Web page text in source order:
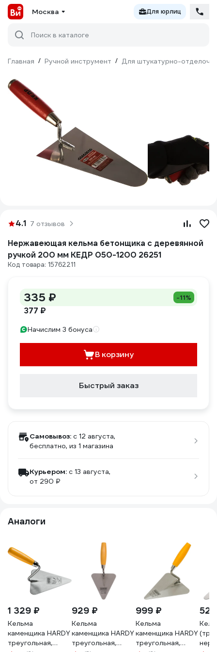
Москва Для юрлиц
Поиск в каталоге
Главная / Ручной инструмент / Для штукатурно-
4.1 7 отзывов
Нержавеющая кельма бетонщика с деревянной
ручкой 200 мм КЕДР 050-1200 26251
Код товара: 15762211
335 ₽ -11%
377 ₽
Начислим 3 бонуса
В корзину
Быстрый заказ
Самовывоз: c 12 августа,
бесплатно, из 1 магазина
Курьером: c 13 августа,
от 290 ₽
Аналоги
1 329 ₽
Кельма
каменщика HARDY
треугольная,
929 ₽
Кельма
каменщика HARDY
треугольная,
999 ₽
Кельма
каменщика HARDY
треугольная,